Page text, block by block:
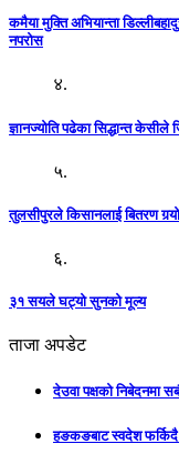
कमैया मुक्ति अभियान्ता
नपरोस
४.
ज्ञानज्योति पढेका सिद्धान्त
५.
तुलसीपुरले किसानलाई बितरण
६.
३१ सयले घट्यो सुनको मूल्य
ताजा अपडेट
देउवा पक्षको निबेदनमा
हङकङबाट स्वदेश फर्किदै